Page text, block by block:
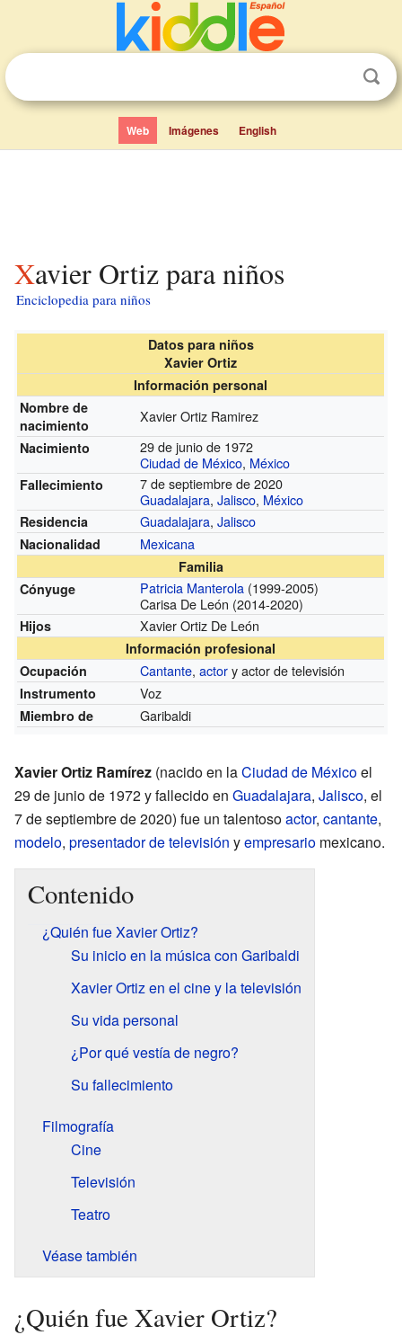
Web Imágenes English
Xavier Ortiz para niños
Enciclopedia para niños
Datos para niños
Xavier Ortiz
Información personal
Nombre de
nacimiento
Xavier Ortiz Ramirez
Nacimiento
29 de junio de 1972
Ciudad de México, México
Fallecimiento
7 de septiembre de 2020
Guadalajara,Jalisco, México
Residencia Guadalajara,Jalisco
Nacionalidad Mexicana
Familia
Cónyuge
Patricia Manterola (1999-2005)
Carisa De León (2014-2020)
Hijos Xavier Ortiz De León
Información profesional
Ocupación
Cantante,actory actor de televisión
Instrumento Voz
Miembro de Garibaldi
Xavier Ortiz Ramírez (nacido en laCiudad de Méxicoel
29 de junio de 1972 y fallecido en Guadalajara, Jalisco, el
7 de septiembre de 2020) fue un talentosoactor, cantante,
modelo, presentador de televisión yempresario mexicano.
Contenido
¿Quién fue Xavier Ortiz?
Su inicio en la música con Garibaldi
Xavier Ortiz en el cine y la televisión
Su vida personal
¿Por qué vestía de negro?
Su fallecimiento
Filmografía
Cine
Televisión
Teatro
Véase también
¿Quién fue Xavier Ortiz?